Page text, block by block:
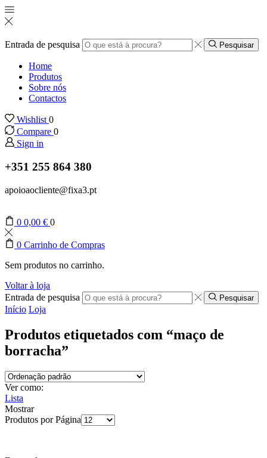
Entrada de pesquisa Pesquisar
Home
Produtos
Sobre nós
Contactos
Wishlist 0
Compare 0
Sign in
+351 255 864 380
apoioaocliente@fixa3.pt
0 0,00 € 0
0 Carrinho de Compras
Sem produtos no carrinho.
Voltar à loja
Entrada de pesquisa
Pesquisar
Início Loja
Produtos etiquetados com “maço de
borracha”
Ver como:
Lista
Mostrar
Produtos por Página